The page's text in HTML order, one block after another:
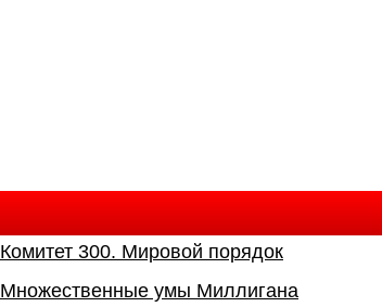
Комитет 300. Мировой порядок
Mножественные умы Миллигана